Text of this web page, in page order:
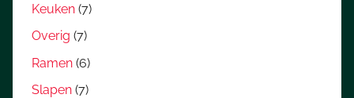
Keuken (7)
Overig (7)
Ramen (6)
Slapen (7)